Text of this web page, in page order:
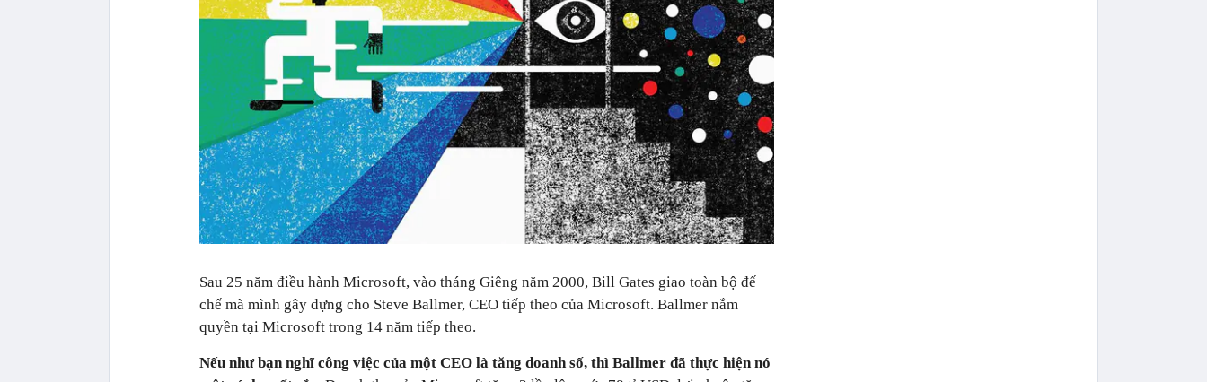
Sau 25 năm điều hành Microsoft, vào tháng Giêng năm 2000, Bill Gates giao toàn bộ đế
chế mà mình gây dựng cho Steve Ballmer, CEO tiếp theo của Microsoft. Ballmer nắm
quyền tại Microsoft trong 14 năm tiếp theo.
Nếu như bạn nghĩ công việc của một CEO là tăng doanh số, thì Ballmer đã thực hiện nó